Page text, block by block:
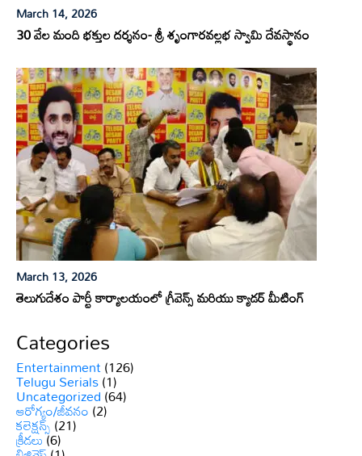
March 14, 2026
30 వేల మంది భక్తుల దర్శనం- శ్రీ శృంగారవల్లభ స్వామి దేవస్థానం
March 13, 2026
తెలుగుదేశం పార్టీ కార్యాలయంలో గ్రీవెన్స్ మరియు క్యాడర్ మీటింగ్
Categories
Entertainment(126)
Telugu Serials(1)
Uncategorized(64)
ఆరోగ్యం/జీవనం(2)
కలెక్షన్స్(21)
క్రీడలు(6)